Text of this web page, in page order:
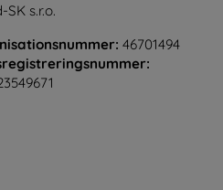
SK s.r.o.
46701494